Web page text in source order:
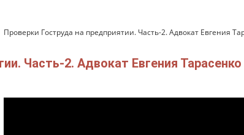
Проверки Гоструда на предприятии. Часть-2. Адвокат Евгения
Часть-2. Адвокат Евгения